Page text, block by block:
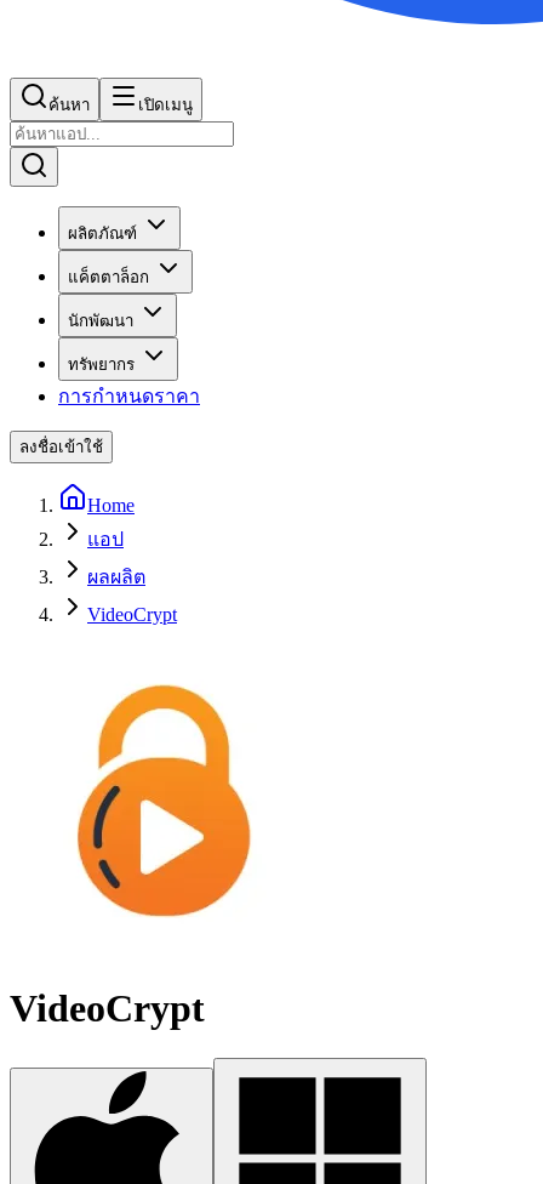
ค้นหา เปิดเมนู
ผลิตภัณฑ์
แค็ตตาล็อก
นักพัฒนา
ทรัพยากร
การกำหนดราคา
ลงชื่อเข้าใช้
Home
แอป
ผลผลิต
VideoCrypt
VideoCrypt